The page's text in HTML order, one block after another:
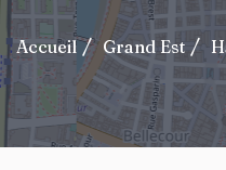
Accueil Grand Est